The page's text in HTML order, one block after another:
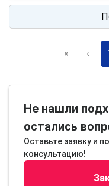
« ‹
Не нашли
остались
Оставьте заявку и
консультацию!